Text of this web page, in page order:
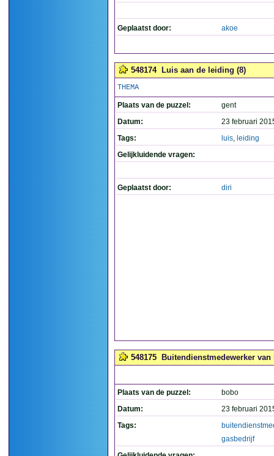
Geplaatst door: akoe
548174 Luis aan de leiding (8)
THEMA
Plaats van de puzzel:
gent
Datum:
23 februari
Tags:
luis, leiding
Gelijkluidende vragen:
Geplaatst door: diri
548175 Buitendienstmedewerker
Plaats van de puzzel:
bobo
Datum:
23 februari
Tags:
gasbedrijf